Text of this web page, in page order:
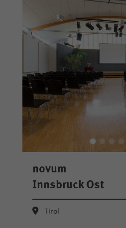
novum
Innsbruck Ost
Tirol